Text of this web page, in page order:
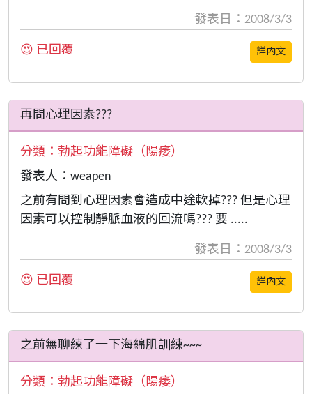
發表日：2008/3/3
😍 已回覆 詳內文
再問心理因素???
分類： 勃起功能障礙（陽痿）
發表人：weapen
之前有問到心理因素會造成中途軟掉??? 但是心理
因素可以控制靜脈血液的回流嗎??? 要 .....
發表日：2008/3/3
😍 已回覆 詳內文
之前無聊練了一下海綿肌訓練~~~
分類： 勃起功能障礙（陽痿）